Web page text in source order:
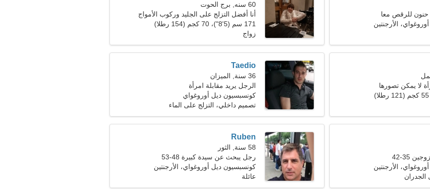
للرقص معا
الأرجنتين
60 سنه, برج الحوت
أنا أفضل التزلج على الجليد وركوب الأمواج
171 سم (5'8")، 70 كجم (154 رطلا)
زواج
لا يمكن تصورها
Taedio
36 سنة, الميزان
الرجل يريد مقابلة امرأة
كونسبسيون ديل أوروغواي
تصميم داخلي، التزلج على الماء
35-42
الأرجنتين
الجدران
Ruben
58 سنة, الثور
رجل يبحث عن سيدة كبيرة 48-53
كونسبسيون ديل أوروغواي، الأرجنتين
عائلة